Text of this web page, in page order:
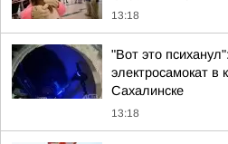
13:18
"Вот это
электросамокат
Сахалинске
13:18